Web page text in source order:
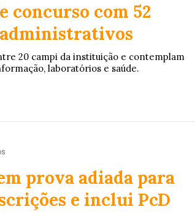
concurso com 52
20 campi da instituição e contemplam
laboratórios e saúde.
prova adiada para
e inclui PcD